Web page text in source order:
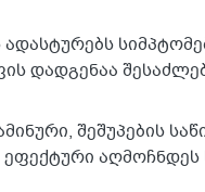
დადგენაა
შეშუპების
აღმოჩნდეს